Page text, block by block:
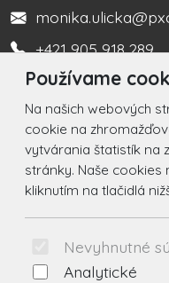
Používame
Na našich webových
cookie na
vytvárania štatistík na
stránky. Naše
kliknutím na tlačidlá
Nevyhnutné
Analytické
+421 905 918 289
Turistická
Social
Facebook
Instagram
© 2026 Arrabella